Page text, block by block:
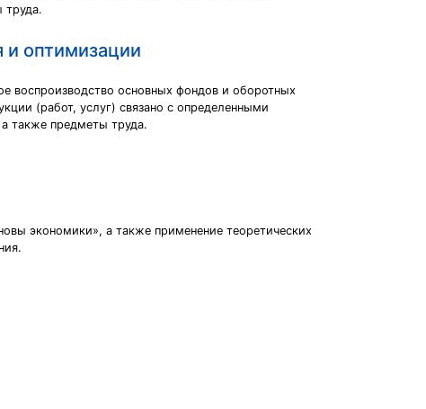
труда.
и оптимизации
воспроизводство основных фондов и оборотных
(работ, услуг) связано с определенными
а также предметы труда.
экономики», а также применение теоретических